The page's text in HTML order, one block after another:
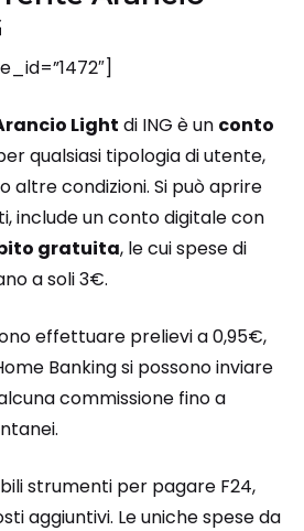
Light di ING è un conto
qualsiasi tipologia di utente,
o altre condizioni. Si può aprire
include un conto digitale con
gratuita, le cui spese di
a soli 3€.
effettuare prelievi a 0,95€,
Banking si possono inviare
commissione fino a
strumenti per pagare F24,
aggiuntivi. Le uniche spese da